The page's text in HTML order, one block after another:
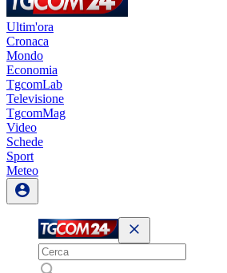
Ultim'ora
Cronaca
Mondo
Economia
TgcomLab
Televisione
TgcomMag
Video
Schede
Sport
Meteo